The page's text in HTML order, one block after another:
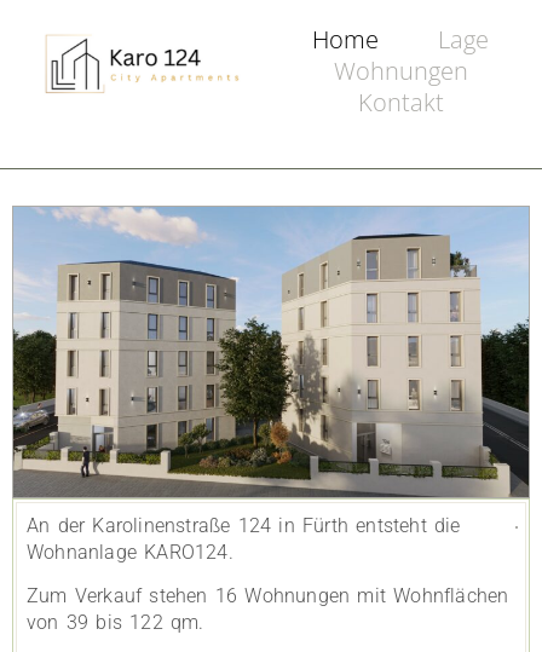
Home
Lage
Wohnungen
Kontakt
An der Karolinenstraße 124 in Fürth entsteht die
Wohnanlage KARO124.
Zum Verkauf stehen 16 Wohnungen mit Wohnflächen
von 39 bis 122 qm.